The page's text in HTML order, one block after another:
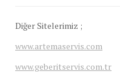
Diğer Sitelerimiz ;
www.artemaservis.com
www.geberitservis.com.tr